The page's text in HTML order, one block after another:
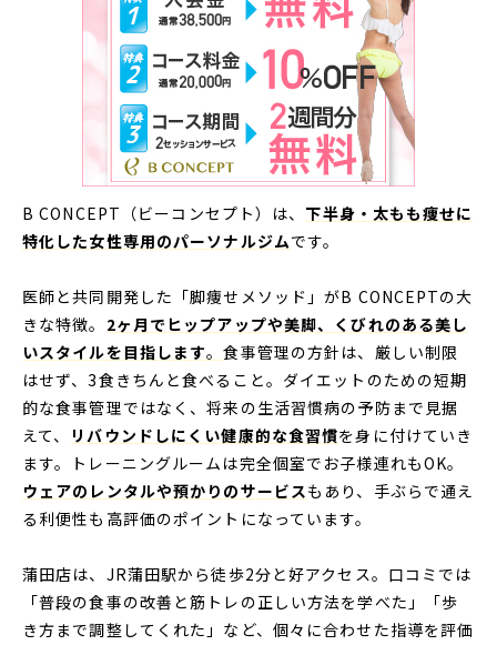
B CONCEPT（ビーコンセプト）は、 下半身・太もも痩せに
特化した女性専用のパーソナルジムです。
医師と共同開発した「脚痩せメソッド」がB CONCEPTの大
きな特徴。 2ヶ月でヒップアップや美脚、くびれのある美し
いスタイルを目指します。食事管理の方針は、厳しい制限
はせず、3食きちんと食べること。ダイエットのための短期
的な食事管理ではなく、将来の生活習慣病の予防まで見据
えて、
リバウンドしにくい健康的な食習慣を身に付けていき
ます。トレーニングルームは完全個室でお子様連れもOK。
ウェアのレンタルや預かりのサービスもあり、手ぶらで通え
る利便性も高評価のポイントになっています。
蒲田店は、JR蒲田駅から徒歩2分と好アクセス。口コミでは
「普段の食事の改善と筋トレの正しい方法を学べた」「歩
き方まで調整してくれた」など、個々に合わせた指導を評価